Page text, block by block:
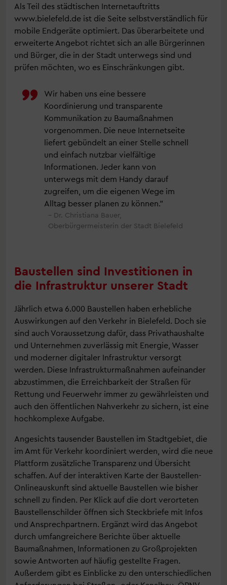
Als Teil des städtischen Internetauftritts
www.bielefeld.de ist die Seite selbstverständlich für
mobile Endgeräte optimiert. Das überarbeitete und
erweiterte Angebot richtet sich an alle Bürgerinnen
und Bürger, die in der Stadt unterwegs sind und
prüfen möchten, wo es Einschränkungen gibt.
Wir haben uns eine bessere
Koordinierung und transparente
Kommunikation zu Baumaßnahmen
vorgenommen. Die neue Internetseite
liefert gebündelt an einer Stelle schnell
und einfach nutzbar vielfältige
Informationen. Jeder kann von
unterwegs mit dem Handy darauf
zugreifen, um die eigenen Wege im
Alltag besser planen zu können.
Dr. Christiana Bauer,
Oberbürgermeisterin der Stadt Bielefeld
Baustellen sind Investitionen in
die Infrastruktur unserer Stadt
Jährlich etwa 6.000 Baustellen haben erhebliche
Auswirkungen auf den Verkehr in Bielefeld. Doch sie
sind auch Voraussetzung dafür, dass Privathaushalte
und Unternehmen zuverlässig mit Energie, Wasser
und moderner digitaler Infrastruktur versorgt
werden. Diese Infrastrukturmaßnahmen aufeinander
abzustimmen, die Erreichbarkeit der Straßen für
Rettung und Feuerwehr immer zu gewährleisten und
auch den öffentlichen Nahverkehr zu sichern, ist eine
hochkomplexe Aufgabe.
Angesichts tausender Baustellen im Stadtgebiet, die
im Amt für Verkehr koordiniert werden, wird die neue
Plattform zusätzliche Transparenz und Übersicht
schaffen. Auf der interaktiven Karte der Baustellen-
Onlineauskunft sind aktuelle Baustellen wie bisher
schnell zu finden. Per Klick auf die dort verorteten
Baustellenschilder öffnen sich Steckbriefe mit Infos
und Ansprechpartnern. Ergänzt wird das Angebot
durch umfangreichere Berichte über aktuelle
Baumaßnahmen, Informationen zu Großprojekten
sowie Antworten auf häufig gestellte Fragen.
Außerdem gibt es Einblicke zu den unterschiedlichen